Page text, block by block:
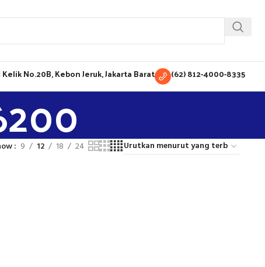
Kelik No.20B, Kebon Jeruk, Jakarta Barat (62) 812-4000-8335
9 12 18 24